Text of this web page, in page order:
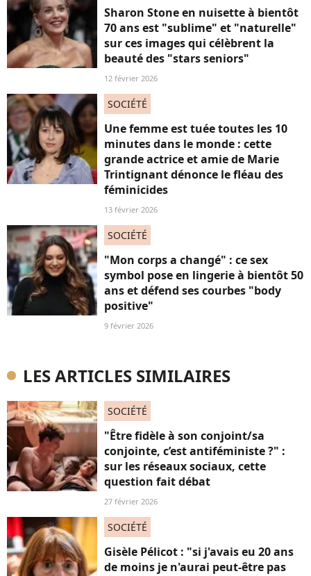
Sharon Stone en nuisette à bientôt
70 ans est "sublime" et "naturelle"
sur ces images qui célèbrent la
beauté des "stars seniors"
12 février 2026
SOCIÉTÉ
Une femme est tuée toutes les 10
minutes dans le monde : cette
grande actrice et amie de Marie
Trintignant dénonce le fléau des
féminicides
13 février 2026
SOCIÉTÉ
"Mon corps a changé" : ce sex
symbol pose en lingerie à bientôt 50
ans et défend ses courbes "body
positive"
9 février 2026
LES ARTICLES SIMILAIRES
SOCIÉTÉ
"Être fidèle à son conjoint/sa
conjointe, c’est antiféministe ?" :
sur les réseaux sociaux, cette
question fait débat
27 février 2026
SOCIÉTÉ
Gisèle Pélicot : "si j'avais eu 20 ans
de moins je n'aurai peut-être pas